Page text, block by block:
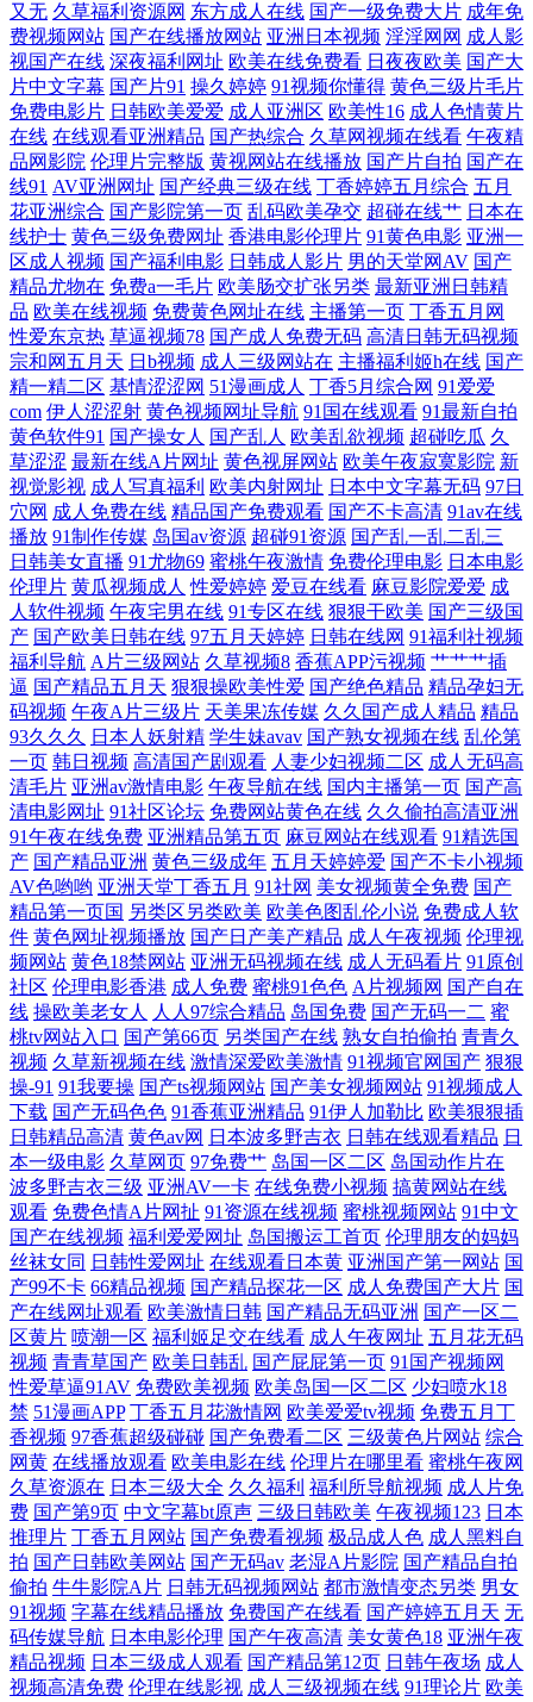
btav天堂在线 网友自拍视频在线国产 伦里在线观看 畅享优质阅读体验 又
大又粗进去爽A片免费 日韩成人国产 国产在线不卡视频 91秀秀 婷婷综合
网 玖玖在线视频 bt最新电影下载 特级西西 欧美大尺寸suv欧美 国产美女
视频免费 这里只有精品在线 九九视频免费在线观看 亚洲男人精品天堂 国
产性感精品美女视频 西西4444www大 国产精品在线 视频在线观 电影下载
免费下载 日本一二三区免费更新 99re热 欧美韩性生在线看 中文字幕亚洲
高清综合 精品一卡2卡三卡4卡免费乱码 亚洲欧美日本国 国产热六 天堂在
线97 大伊香蕉在线视频一 热门电影排行榜 97电影在线看 免费国产乱码一
二三区 中国国产不卡视频在线观看 久久夜av 亚洲中文字幕一区视频 国户
精品久久 新电影天堂 免费电影 国产精品影视 手机在线观看视频 成人永久
免费 日本成本人片免费网站 97成人爽影院 免费国产在线观看 伊人性伊人
情综合网 国内外精品 新电影天堂 免费电影 国产欧美日韩高 偷窥中国隐私
xxxx 国产电影在线观看 日韩伊人色 超碰电影院 全网最新电影 91熟女爱爱
免费小说阅读网 中文字幕人妖 久久五月亭 一级做a 黄的网站 亚洲成人网
站在线 国产欧美日韩精品专区 视频在线观看一区 国产草莓视频在线 www
乱伦con 一本到道 人人干人人操网 日韩欧美中文 久热超碰 成人精品一区
在 亚洲欧洲狠狠肏 欧美午夜福利 国产精品国 最新最近中文字 首页图区国
久精品视频网 超碰人妻91 亚洲精品国产国语 欧美久草在线 国产欧美一区
91日韩欧美 偷拍网址 欧美经典影片视频 草草日干视频 精品国产怡红院影
院 国产精品专区第五页 在线视频欧美 理论在线看 一区二区三区免费黄 精
品一精品国产一级 亚洲一二三 av工厂 全集电影网站 成人黄免费在线视频
观看 日韩精品极品视 超碰蜜臀91 青青久在线视 97人妻碰碰碰 欧美日韩亚
洲国产v 91久国产在线观看 免费看黄大全 在线亚洲理论 久久av影院 九九
成人免费视频 亚洲中文字幕乱码专区 黄色老湿影片 亚洲精品中文字幕无
码A片蜜桃 韩国av自拍 亚洲一区无 韩日有码 亚洲另类色图 国产亚洲亚洲
一区 先锋资源成人av 国产精品自在自线视频 特殊的精华油4 高清乱码毛
片入口 视频成年在线在线看 二区视频 日韩福利在线视频 欧美精品成人
91tv视频 免费无广告随时看 自偷自拍亚洲综 美国国产一区 在线人妖a片
又无 久草福利资源网 东方成人在线 国产一级免费大片 成年免
费视频网站 国产在线播放网站 亚洲日本视频 淫淫网网 成人影
视国产在线 深夜福利网址 欧美在线免费看 日夜夜欧美 国产大
片中文字幕 国产片91 操久婷婷 91视频你懂得 黄色三级片毛片
免费电影片 日韩欧美爱爱 成人亚洲区 欧美性16 成人色情黄片
在线 在线观看亚洲精品 国产热综合 久草网视频在线看 午夜精
品网影院 伦理片完整版 黄视网站在线播放 国产片自拍 国产在
线91 AV亚洲网址 国产经典三级在线 丁香婷婷五月综合 五月
花亚洲综合 国产影院第一页 乱码欧美孕交 超碰在线艹 日本在
线护士 黄色三级免费网址 香港电影伦理片 91黄色电影 亚洲一
区成人视频 国产福利电影 日韩成人影片 男的天堂网AV 国产
精品尤物在 免费a一毛片 欧美肠交扩张另类 最新亚洲日韩精
品 欧美在线视频 免费黄色网址在线 主播第一页 丁香五月网
性爱东京热 草逼视频78 国产成人免费无码 高清日韩无码视频
宗和网五月天 日b视频 成人三级网站在 主播福利姬h在线 国产
精一精二区 基情涩涩网 51漫画成人 丁香5月综合网 91爱爱
com 伊人涩涩射 黄色视频网址导航 91国在线观看 91最新自拍
黄色软件91 国产操女人 国产乱人 欧美乱欲视频 超碰吃瓜 久
草涩涩 最新在线A片网址 黄色视屏网站 欧美午夜寂寞影院 新
视觉影视 成人写真福利 欧美内射网址 日本中文字幕无码 97日
穴网 成人免费在线 精品国产免费观看 国产不卡高清 91av在线
播放 91制作传媒 岛国av资源 超碰91资源 国产乱一乱二乱三
日韩美女直播 91尤物69 蜜桃午夜激情 免费伦理电影 日本电影
伦理片 黄瓜视频成人 性爱婷婷 爱豆在线看 麻豆影院爱爱 成
人软件视频 午夜宅男在线 91专区在线 狠狠干欧美 国产三级国
产 国产欧美日韩在线 97五月天婷婷 日韩在线网 91福利社视频
福利导航 A片三级网站 久草视频8 香蕉APP污视频 艹艹艹插
逼 国产精品五月天 狠狠操欧美性爱 国产绝色精品 精品孕妇无
码视频 午夜A片三级片 天美果冻传媒 久久国产成人精品 精品
93久久久
日本人妖射精 学生妹avav 国产熟女视频在线 乱伦第
一页 韩日视频 高清国产剧观看 人妻少妇视频二区 成人无码高
清毛片 亚洲av激情电影 午夜导航在线 国内主播第一页 国产高
清电影网址 91社区论坛 免费网站黄色在线 久久偷拍高清亚洲
91午夜在线免费 亚洲精品第五页 麻豆网站在线观看 91精选国
产 国产精品亚洲 黄色三级成年 五月天婷婷爱 国产不卡小视频
AV色哟哟 亚洲天堂丁香五月 91社网 美女视频黄全免费 国产
精品第一页国 另类区另类欧美 欧美色图乱伦小说 免费成人软
件 黄色网址视频播放 国产日产美产精品 成人午夜视频 伦理视
频网站 黄色18禁网站 亚洲无码视频在线 成人无码看片 91原创
社区 伦理电影香港 成人免费 蜜桃91色色 A片视频网 国产自在
线 操欧美老女人 人人97综合精品 岛国免费 国产无码一二 蜜
桃tv网站入口 国产第66页 另类国产在线 熟女自拍偷拍 青青久
视频 久草新视频在线 激情深爱欧美激情 91视频官网国产 狠狠
操-91 91我要操 国产ts视频网站 国产美女视频网站 91视频成人
下载 国产无码色色 91香蕉亚洲精品 91伊人加勒比 欧美狠狠插
日韩精品高清 黄色av网 日本波多野吉衣 日韩在线观看精品 日
本一级电影 久草网页 97免费艹 岛国一区二区 岛国动作片在
波多野吉衣三级 亚洲AV一卡 在线免费小视频 搞黄网站在线
观看 免费色情A片网扯 91资源在线视频 蜜桃视频网站 91中文
国产在线视频 福利爱爱网址 岛国搬运工首页 伦理朋友的妈妈
丝袜女同 日韩性爱网址 在线观看日本黄 亚洲国产第一网站 国
产99不卡 66精品视频 国产精品探花一区 成人免费国产大片 国
产在线网址观看 欧美激情日韩 国产精品无码亚洲 国产一区二
区黄片 喷潮一区 福利姬足交在线看 成人午夜网址 五月花无码
视频 青青草国产 欧美日韩乱 国产屁屁第一页 91国产视频网
性爱草逼91AV 免费欧美视频 欧美岛国一区二区 少妇喷水18
禁 51漫画APP 丁香五月花激情网 欧美爱爱tv视频 免费五月丁
香视频 97香蕉超级碰碰 国产免费看二区 三级黄色片网站 综合
网黄 在线播放观看 欧美电影在线 伦理片在哪里看 蜜桃午夜网
久草资源在 日本三级大全 久久福利 福利所导航视频 成人片免
费 国产第9页 中文字幕bt原声 三级日韩欧美 午夜视频123 日本
推理片 丁香五月网站 国产免费看视频 极品成人色 成人黑料自
拍 国产日韩欧美网站 国产无码av 老湿A片影院 国产精品自拍
偷拍 牛牛影院A片 日韩无码视频网站 都市激情变态另类 男女
91视频 字幕在线精品播放 免费国产在线看 国产婷婷五月天 无
码传媒导航 日本电影伦理 国产午夜高清 美女黄色18 亚洲午夜
精品视频 日本三级成人观看 国产精品第12页 日韩午夜场 成人
视频高清免费 伦理在线影视 成人三级视频在线 91理论片 欧美